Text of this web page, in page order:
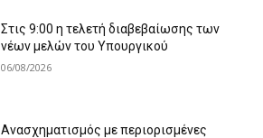
Στις 9:00 η τελετή διαβεβαίωσης των
νέων μελών του Υπουργικού
06/08/2026
Ανασχηματισμός με περιορισμένες